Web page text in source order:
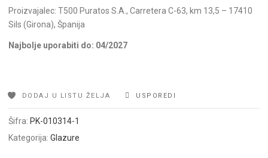
Proizvajalec: T500 Puratos S.A., Carretera C-63, km 13,5 – 17410
Sils (Girona), Španija
Najbolje uporabiti do: 04/2027
DODAJ U LISTU ŽELJA USPOREDI
Šifra:PK-010314-1
Kategorija:Glazure